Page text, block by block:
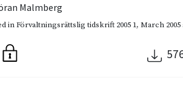
Malmberg
inFörvaltningsrättslig tidskrift 2005 1,March 2005